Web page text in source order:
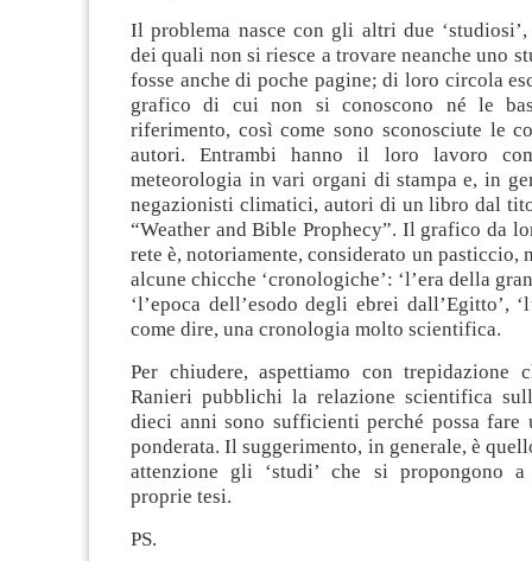
Il problema nasce con gli altri due
dei quali non si riesce a trovare neanche uno
fosse anche di poche pagine; di loro circola
grafico di cui non si conoscono né le
riferimento, così come sono sconosciute le
autori. Entrambi hanno il loro lavoro
meteorologia in vari organi di stampa e, in
negazionisti climatici, autori di un libro dal
“Weather and Bible Prophecy”. Il grafico da
rete è, notoriamente, considerato un pasticcio,
alcune chicche ‘cronologiche’: ‘l’era della
‘l’epoca dell’esodo degli ebrei dall’Egitto’,
come dire, una cronologia molto scientifica.
Per chiudere, aspettiamo con trepidazione
Ranieri pubblichi la relazione scientifica
dieci anni sono sufficienti perché possa fare
ponderata. Il suggerimento, in generale, è
attenzione gli ‘studi’ che si propongono a
proprie tesi.
PS.